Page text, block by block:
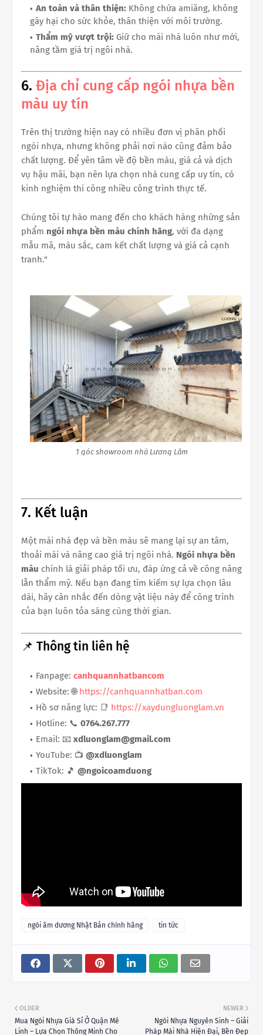
An toàn và thân thiện: Không chứa amiăng, không
gây hại cho sức khỏe, thân thiện với môi trường.
Thẩm mỹ vượt trội: Giữ cho mái nhà luôn như mới,
nâng tầm giá trị ngôi nhà.
6. Địa chỉ cung cấp ngói nhựa bền
màu uy tín
Trên thị trường hiện nay có nhiều đơn vị phân phối
ngói nhựa, nhưng không phải nơi nào cũng đảm bảo
chất lượng. Để yên tâm về độ bền màu, giá cả và dịch
vụ hậu mãi, bạn nên lựa chọn nhà cung cấp uy tín, có
kinh nghiệm thi công nhiều công trình thực tế.
Chúng tôi tự hào mang đến cho khách hàng những sản
phẩm ngói nhựa bền màu chính hãng, với đa dạng
mẫu mã, màu sắc, cam kết chất lượng và giá cả cạnh
tranh."
1 góc showroom nhà Lương Lâm
7. Kết luận
Một mái nhà đẹp và bền màu sẽ mang lại sự an tâm,
thoải mái và nâng cao giá trị ngôi nhà. Ngói nhựa bền
màu chính là giải pháp tối ưu, đáp ứng cả về công năng
lẫn thẩm mỹ. Nếu bạn đang tìm kiếm sự lựa chọn lâu
dài, hãy cân nhắc đến dòng vật liệu này để công trình
của bạn luôn tỏa sáng cùng thời gian.
📌 Thông tin liên hệ
Fanpage: canhquannhatbancom
Website: 🌐https://canhquannhatban.com
Hồ sơ năng lực: 📑 https://xaydungluonglam.vn
Hotline: 📞 0764.267.777
Email: 📧 xdluonglam@gmail.com
YouTube: 📺 @xdluonglam
TikTok: 🎵 @ngoicoamduong
ngói âm dương Nhật Bản chính hãng tin tức
NEWER
Ngói Nhựa Nguyên Sinh – Giải
Pháp Mái Nhà Hiện Đại, Bền Đẹp
OLDER
Mua Ngói Nhựa Giá Sỉ Ở Quận Mê
Linh – Lựa Chọn Thông Minh Cho